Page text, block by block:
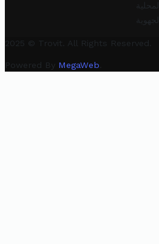
2025 © Trovit. All Rights Reserved.
Powered By MegaWeb